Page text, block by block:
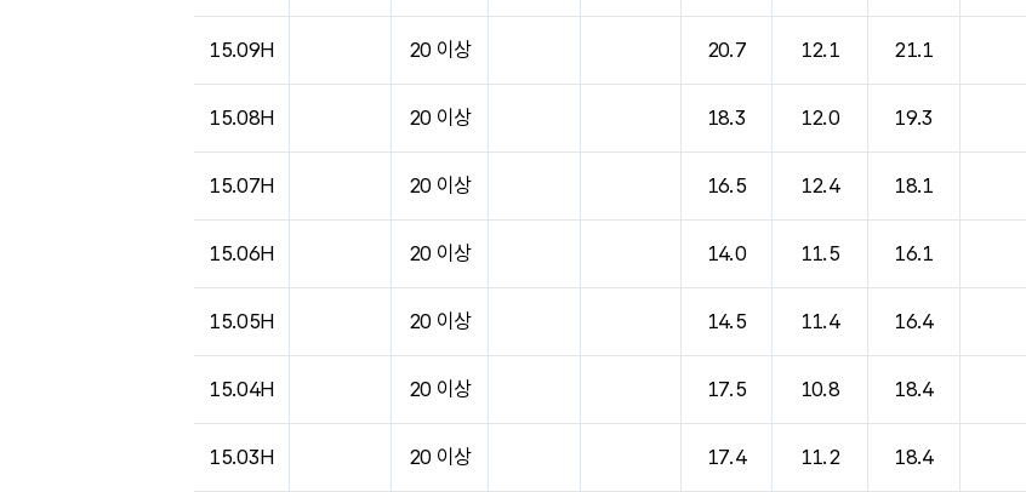
15.09H 20 이상 20.7 12.1 21.1
15.08H 20 이상 18.3 12.0 19.3
15.07H 20 이상 16.5 12.4 18.1
15.06H 20 이상 14.0 11.5 16.1
15.05H 20 이상 14.5 11.4 16.4
15.04H 20 이상 17.5 10.8 18.4
15.03H 20 이상 17.4 11.2 18.4